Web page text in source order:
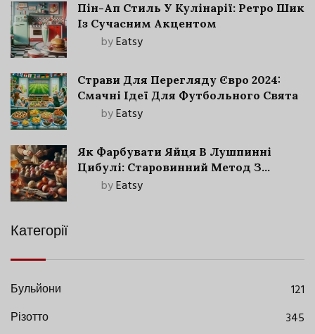
Пін-Ап Стиль У Кулінарії: Ретро Шик
Із Сучасним Акцентом
byEatsy
Страви Для Перегляду Євро 2024:
Смачні Ідеї Для Футбольного Свята
byEatsy
Як Фарбувати Яйця В Лушпинні
Цибулі: Старовинний Метод З
Сучасними Нюансами
byEatsy
Категорії
Бульйони
121
Різотто
345